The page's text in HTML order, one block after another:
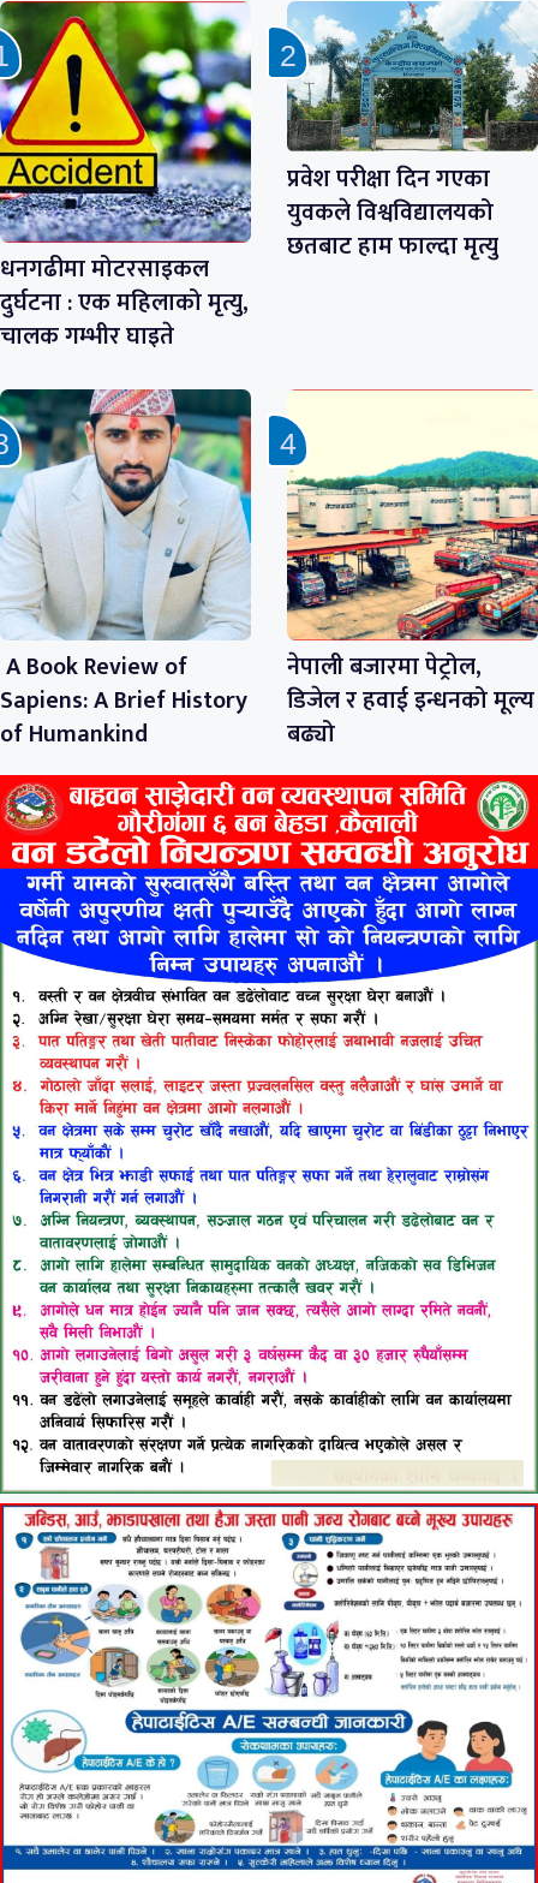
धनगढीमा मोटरसाइकल
दुर्घटना : एक महिलाको मृत्यु,
चालक गम्भीर घाइते
प्रवेश परीक्षा दिन गएका
युवकले विश्वविद्यालयको
छतबाट हाम फाल्दा मृत्यु
A Book Review of
Sapiens: A Brief History
of Humankind
नेपाली बजारमा पेट्रोल,
डिजेल र हवाई इन्धनको मूल्य
बढ्यो